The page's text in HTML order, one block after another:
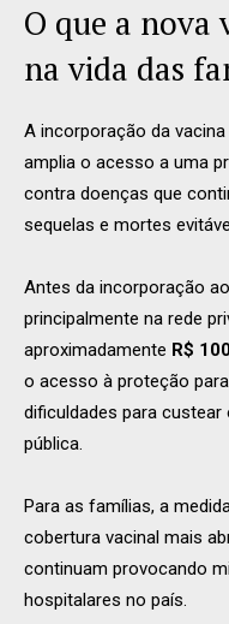
O que a nova
na vida das
A incorporação da
amplia o acesso a uma
contra doenças que
sequelas e mortes
Antes da incorporação
principalmente na rede
aproximadamente R$
o acesso à proteção
dificuldades para
pública.
Para as famílias, a
cobertura vacinal mais
continuam provocando
hospitalares no país.